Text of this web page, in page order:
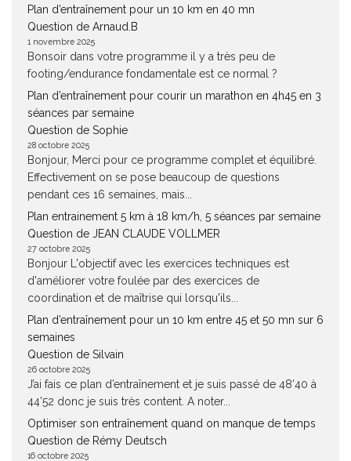
Plan d’entraînement pour un 10 km en 40 mn
Question de Arnaud.B
1 novembre 2025
Bonsoir dans votre programme il y a très peu de
footing/endurance fondamentale est ce normal ?
Plan d’entraînement pour courir un marathon en 4h45 en 3
séances par semaine
Question de Sophie
28 octobre 2025
Bonjour, Merci pour ce programme complet et équilibré.
Effectivement on se pose beaucoup de questions
pendant ces 16 semaines, mais...
Plan entrainement 5 km à 18 km/h, 5 séances par semaine
Question de JEAN CLAUDE VOLLMER
27 octobre 2025
Bonjour L'objectif avec les exercices techniques est
d'améliorer votre foulée par des exercices de
coordination et de maîtrise qui lorsqu'ils...
Plan d’entraînement pour un 10 km entre 45 et 50 mn sur 6
semaines
Question de Silvain
26 octobre 2025
J’ai fais ce plan d’entraînement et je suis passé de 48’40 à
44’52 donc je suis très content. A noter...
Optimiser son entraînement quand on manque de temps
Question de Rémy Deutsch
16 octobre 2025